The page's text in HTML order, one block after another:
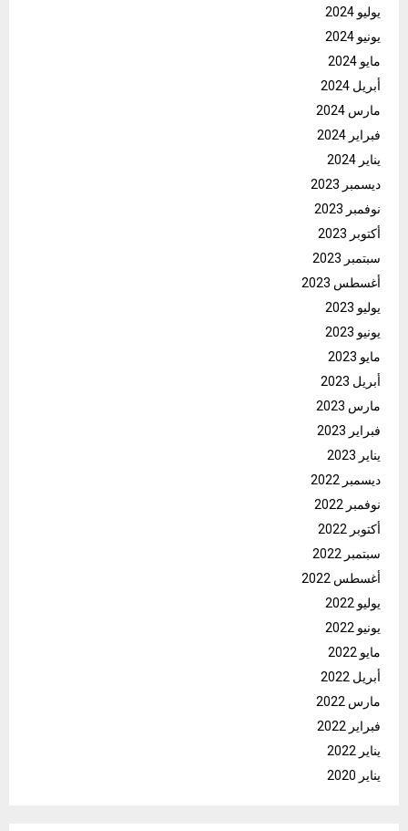
يوليو 2024
يونيو 2024
مايو 2024
أبريل 2024
مارس 2024
فبراير 2024
يناير 2024
ديسمبر 2023
نوفمبر 2023
أكتوبر 2023
سبتمبر 2023
أغسطس 2023
يوليو 2023
يونيو 2023
مايو 2023
أبريل 2023
مارس 2023
فبراير 2023
يناير 2023
ديسمبر 2022
نوفمبر 2022
أكتوبر 2022
سبتمبر 2022
أغسطس 2022
يوليو 2022
يونيو 2022
مايو 2022
أبريل 2022
مارس 2022
فبراير 2022
يناير 2022
يناير 2020